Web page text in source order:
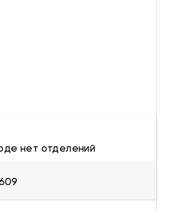
нет отделений